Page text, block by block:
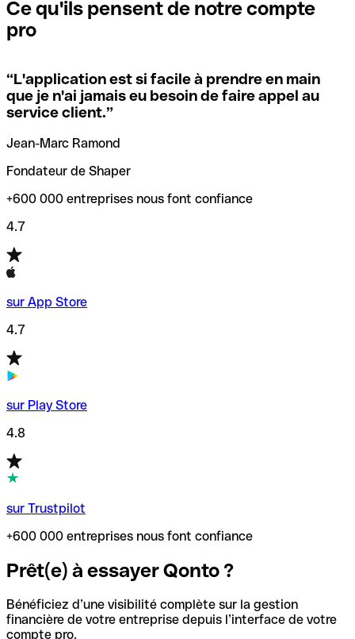
signifie que vous avez le code de l'une des succursales
locales.
Si vous n'êtes pas sûr du code SWIFT que vous devriez
utiliser, nous avons développé un outil de recherche de
codes SWIFT par nom de banque.
vérification/recherche de codes SWIFT. Ainsi, vous pouvez
trouver et vérifier vos codes SWIFT avant de réaliser vos
transferts d’argent.
Ce qu'ils pensent de notre compte
pro
“L'application est si facile à prendre en main
que je n'ai jamais eu besoin de faire appel au
service client.”
Jean-Marc Ramond
Fondateur de Shaper
+600 000 entreprises nous font confiance
4.7
sur App Store
4.7
sur Play Store
4.8
sur Trustpilot
+600 000 entreprises nous font confiance
Prêt(e) à essayer Qonto ?
Bénéficiez d’une visibilité complète sur la gestion
financière de votre entreprise depuis l’interface de votre
compte pro.